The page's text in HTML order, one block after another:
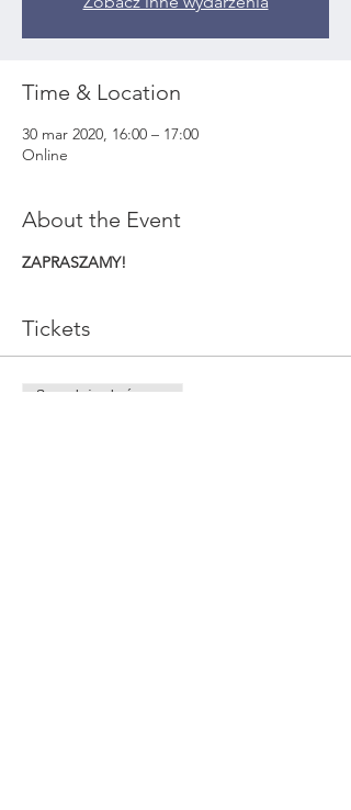
Time & Location
30 mar 2020, 16:00 – 17:00
Online
About the Event
ZAPRASZAMY!
Tickets
Sprzedaż zakończona